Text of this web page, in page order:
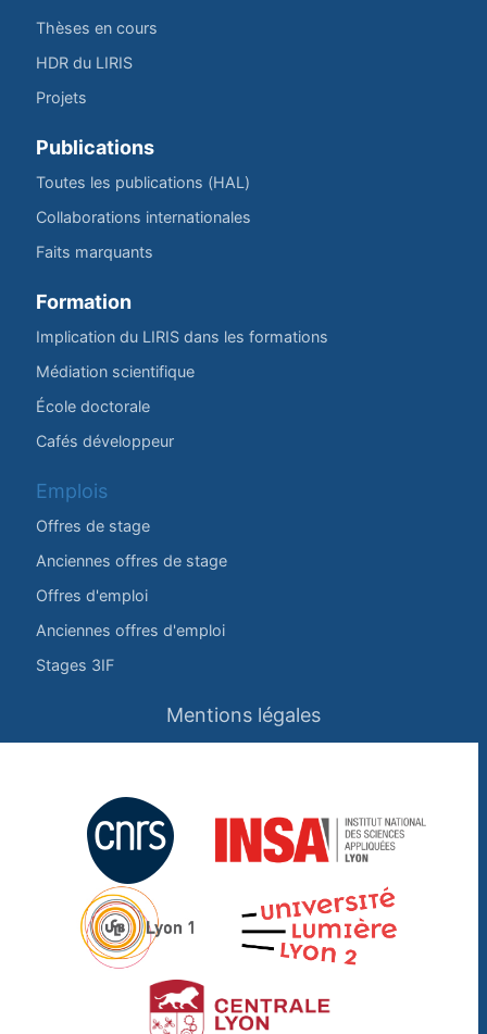
Thèses en cours
HDR du LIRIS
Projets
Publications
Toutes les publications (HAL)
Collaborations internationales
Faits marquants
Formation
Implication du LIRIS dans les formations
Médiation scientifique
École doctorale
Cafés développeur
Emplois
Offres de stage
Anciennes offres de stage
Offres d'emploi
Anciennes offres d'emploi
Stages 3IF
Mentions légales